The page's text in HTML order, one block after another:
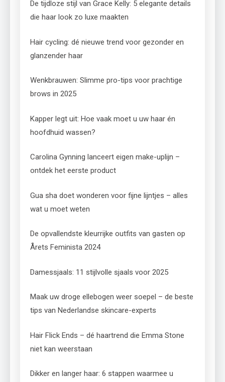
De tijdloze stijl van Grace Kelly: 5 elegante details
die haar look zo luxe maakten
Hair cycling: dé nieuwe trend voor gezonder en
glanzender haar
Wenkbrauwen: Slimme pro-tips voor prachtige
brows in 2025
Kapper legt uit: Hoe vaak moet u uw haar én
hoofdhuid wassen?
Carolina Gynning lanceert eigen make-uplijn –
ontdek het eerste product
Gua sha doet wonderen voor fijne lijntjes – alles
wat u moet weten
De opvallendste kleurrijke outfits van gasten op
Årets Feminista 2024
Damessjaals: 11 stijlvolle sjaals voor 2025
Maak uw droge ellebogen weer soepel – de beste
tips van Nederlandse skincare-experts
Hair Flick Ends – dé haartrend die Emma Stone
niet kan weerstaan
Dikker en langer haar: 6 stappen waarmee u